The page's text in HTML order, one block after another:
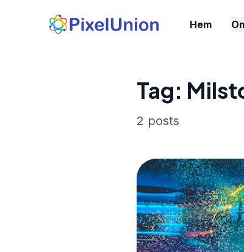
Hem
Tag:
2 posts